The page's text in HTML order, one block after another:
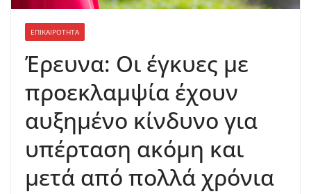
ΕΠΙΚΑΙΡΟΤΗΤΑ
Έρευνα: Οι έγκυες με
προεκλαμψία έχουν
αυξημένο κίνδυνο για
υπέρταση ακόμη και
μετά από πολλά χρόνια